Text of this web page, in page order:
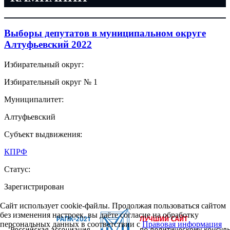
Выборы депутатов в муниципальном округе
Алтуфьевский 2022
Избирательный округ:
Избирательный округ № 1
Муниципалитет:
Алтуфьевский
Субъект выдвижения:
КПРФ
Статус:
Зарегистрирован
Сайт использует cookie-файлы. Продолжая пользоваться сайтом
без изменения настроек, вы даёте согласие на обработку
персональных данных в соответствии сПравовая информация